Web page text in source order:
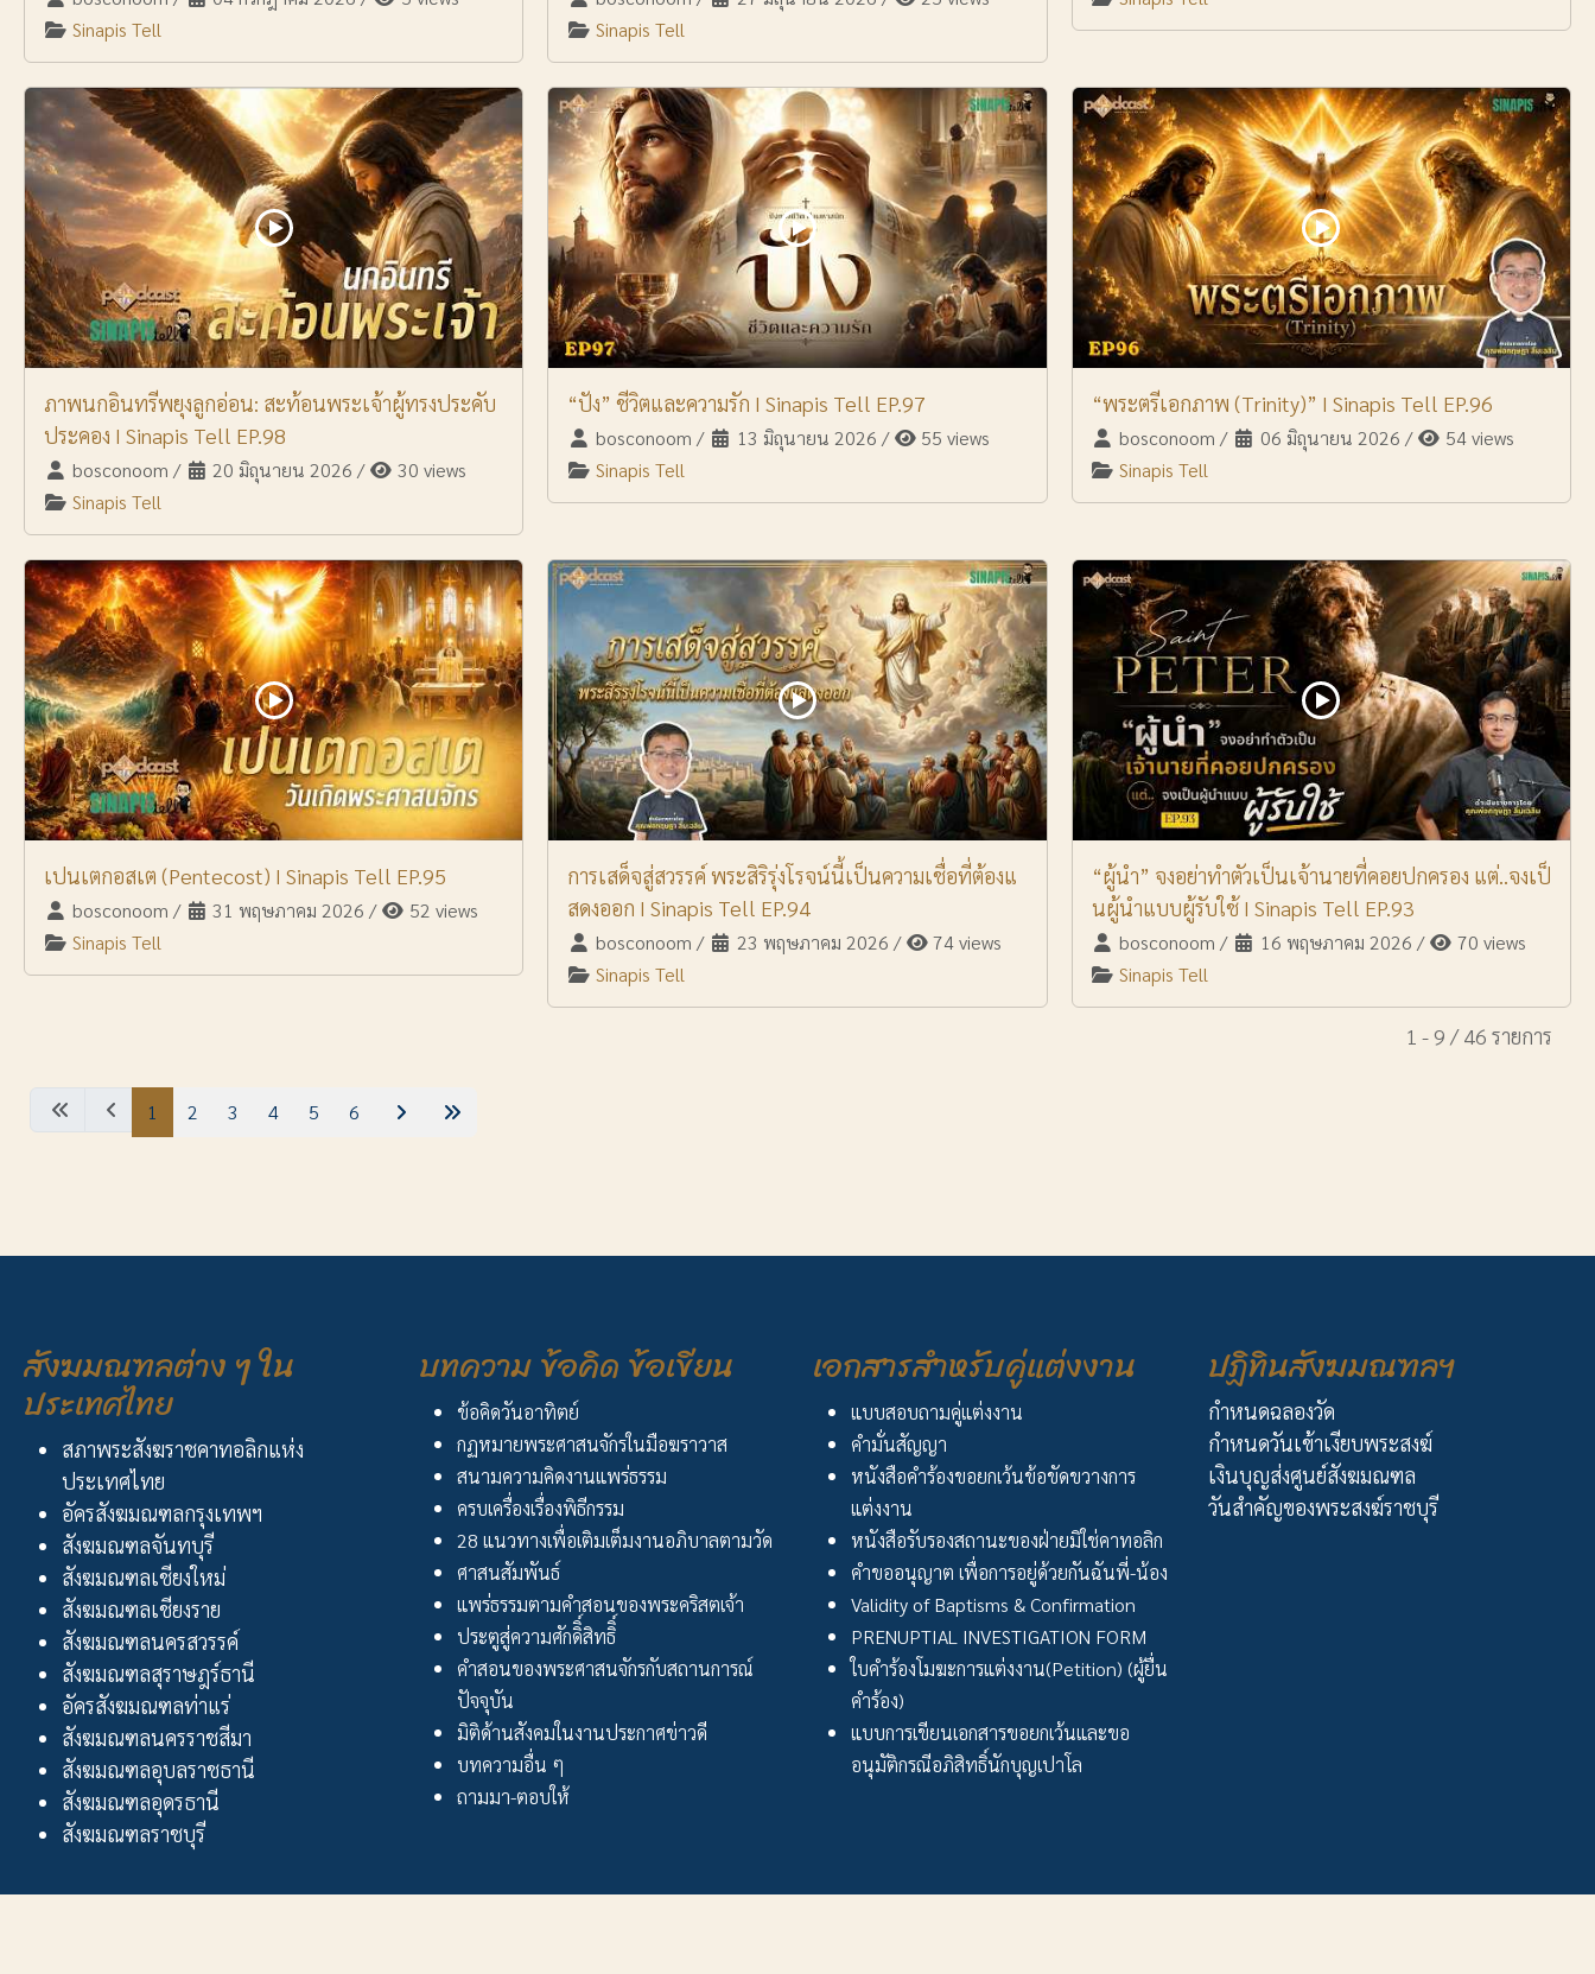
Sinapis Tell
Sinapis Tell
ภาพนกอินทรีพยุงลูกอ่อน: สะท้อนพระเจ้าผู้ทรงประคับ
ประคอง I Sinapis Tell EP.98
bosconoom / 20 มิถุนายน 2026 /
30 views
Sinapis Tell
“ปัง” ชีวิตและความรัก I Sinapis Tell EP.97
bosconoom / 13 มิถุนายน 2026 /
55 views
Sinapis Tell
“พระตรีเอกภาพ (Trinity)” I Sinapis Tell EP.96
bosconoom / 06 มิถุนายน 2026 /
54 views
Sinapis Tell
เปนเตกอสเต (Pentecost) I Sinapis Tell EP.95
bosconoom / 31 พฤษภาคม 2026 /
52 views
Sinapis Tell
การเสด็จสู่สวรรค์ พระสิริรุ่งโรจน์นี้เป็นความเชื่อที่ต้องแ
สดงออก I Sinapis Tell EP.94
bosconoom / 23 พฤษภาคม 2026 /
74 views
Sinapis Tell
“ผู้นำ” จงอย่าทำตัวเป็นเจ้านายที่คอยปกครอง แต่..จงเป็
นผู้นำแบบผู้รับใช้ I Sinapis Tell EP.93
bosconoom / 16 พฤษภาคม 2026 /
70 views
Sinapis Tell
1 - 9 / 46 รายการ
1 2 3 4 5 6
สังฆมณฑลต่าง ๆ ใน
ประเทศไทย
สภาพระสังฆราชคาทอลิกแห่ง
ประเทศไทย
อัครสังฆมณฑลกรุงเทพฯ
สังฆมณฑลจันทบุรี
สังฆมณฑลเชียงใหม่
สังฆมณฑลเชียงราย
สังฆมณฑลนครสวรรค์
สังฆมณฑลสุราษฎร์ธานี
อัครสังฆมณฑลท่าแร่
สังฆมณฑลนครราชสีมา
สังฆมณฑลอุบลราชธานี
สังฆมณฑลอุดรธานี
สังฆมณฑลราชบุรี
บทความ ข้อคิด ข้อเขียน
ข้อคิดวันอาทิตย์
กฏหมายพระศาสนจักรในมือฆราวาส
สนามความคิดงานแพร่ธรรม
ครบเครื่องเรื่องพิธีกรรม
28 แนวทางเพื่อเติมเต็มงานอภิบาลตามวัด
ศาสนสัมพันธ์
แพร่ธรรมตามคำสอนของพระคริสตเจ้า
ประตูสู่ความศักดิิ์สิทธิิ์
คำสอนของพระศาสนจักรกับสถานการณ์
ปัจจุบัน
มิติด้านสังคมในงานประกาศข่าวดี
บทความอื่น ๆ
ถามมา-ตอบให้
เอกสารสำหรับคู่แต่งงาน
แบบสอบถามคู่แต่งงาน
คำมั่นสัญญา
หนังสือคำร้องขอยกเว้นข้อขัดขวางการ
แต่งงาน
หนังสือรับรองสถานะของฝ่ายมิใช่คาทอลิก
คำขออนุญาต เพื่อการอยู่ด้วยกันฉันพี่-น้อง
Validity of Baptisms & Confirmation
PRENUPTIAL INVESTIGATION FORM
ใบคำร้องโมฆะการแต่งงาน(Petition) (ผู้ยื่น
คำร้อง)
แบบการเขียนเอกสารขอยกเว้นและขอ
อนุมัติกรณีอภิสิทธิ์นักบุญเปาโล
ปฏิทินสังฆมณฑลฯ
กำหนดฉลองวัด
กำหนดวันเข้าเงียบพระสงฆ์
เงินบุญส่งศูนย์สังฆมณฑล
วันสำคัญของพระสงฆ์ราชบุรี